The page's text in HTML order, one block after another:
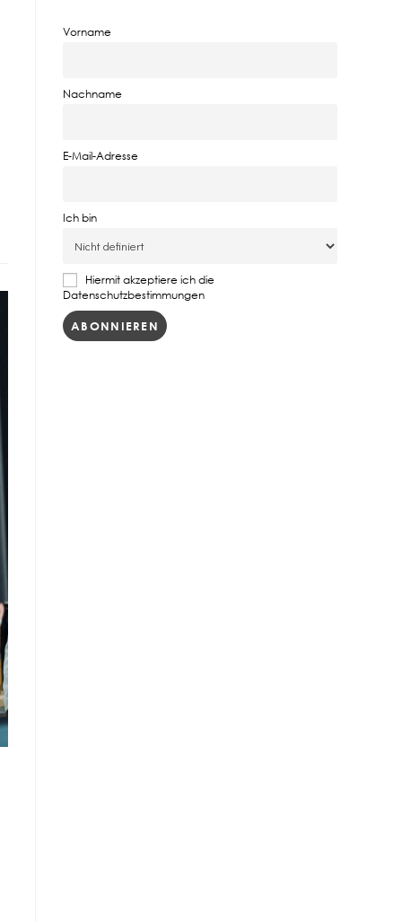
Vorname
Nachname
E-Mail-Adresse
Ich bin
Hiermit akzeptiere ich die
Datenschutzbestimmungen